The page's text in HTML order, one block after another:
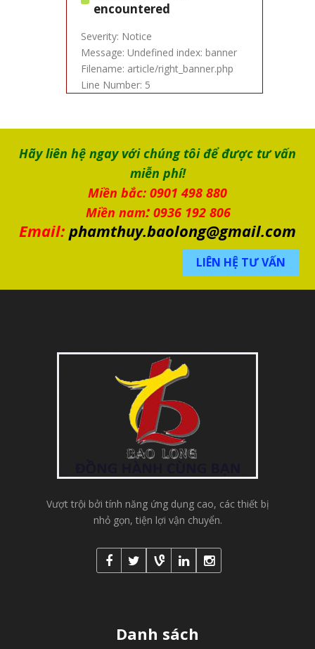
encountered
Severity: Notice
Message: Undefined index: banner
Filename: article/right_banner.php
Line Number: 5
Hãy liên hệ ngay với chúng tôi để được tư vấn
miễn phí!
Miền bắc: 0901 498 880
Miền nam: 0936 192 806
Email: phamthuy.baolong@gmail.com
LIÊN HỆ TƯ VẤN
Vượt trội bởi tính năng ứng dụng cao, các thiết bị
nhỏ gọn, tiện lợi vận chuyển.
Danh sách